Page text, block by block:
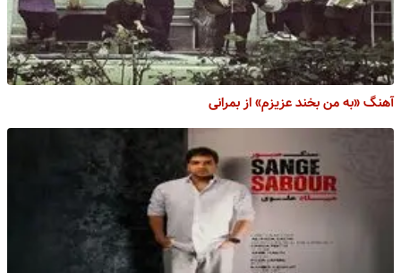
آهنگ «به من بخند عزیزم» از بمرانی